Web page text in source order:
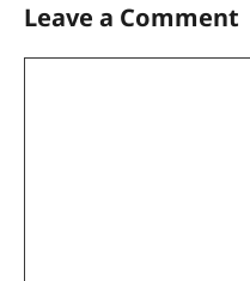
Leave a Comment